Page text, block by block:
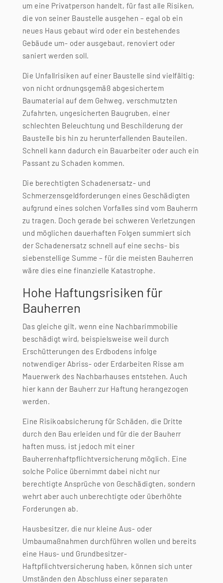
um eine Privatperson handelt, für fast alle Risiken,
die von seiner Baustelle ausgehen – egal ob ein
neues Haus gebaut wird oder ein bestehendes
Gebäude um- oder ausgebaut, renoviert oder
saniert werden soll.
Die Unfallrisiken auf einer Baustelle sind vielfältig:
von nicht ordnungsgemäß abgesichertem
Baumaterial auf dem Gehweg, verschmutzten
Zufahrten, ungesicherten Baugruben, einer
schlechten Beleuchtung und Beschilderung der
Baustelle bis hin zu herunterfallenden Bauteilen.
Schnell kann dadurch ein Bauarbeiter oder auch ein
Passant zu Schaden kommen.
Die berechtigten Schadenersatz- und
Schmerzensgeldforderungen eines Geschädigten
aufgrund eines solchen Vorfalles sind vom Bauherrn
zu tragen. Doch gerade bei schweren Verletzungen
und möglichen dauerhaften Folgen summiert sich
der Schadenersatz schnell auf eine sechs- bis
siebenstellige Summe – für die meisten Bauherren
wäre dies eine finanzielle Katastrophe.
Hohe Haftungsrisiken für
Bauherren
Das gleiche gilt, wenn eine Nachbarimmobilie
beschädigt wird, beispielsweise weil durch
Erschütterungen des Erdbodens infolge
notwendiger Abriss- oder Erdarbeiten Risse am
Mauerwerk des Nachbarhauses entstehen. Auch
hier kann der Bauherr zur Haftung herangezogen
werden.
Eine Risikoabsicherung für Schäden, die Dritte
durch den Bau erleiden und für die der Bauherr
haften muss, ist jedoch mit einer
Bauherrenhaftpflichtversicherung möglich. Eine
solche Police übernimmt dabei nicht nur
berechtigte Ansprüche von Geschädigten, sondern
wehrt aber auch unberechtigte oder überhöhte
Forderungen ab.
Hausbesitzer, die nur kleine Aus- oder
Umbaumaßnahmen durchführen wollen und bereits
eine Haus- und Grundbesitzer-
Haftpflichtversicherung haben, können sich unter
Umständen den Abschluss einer separaten